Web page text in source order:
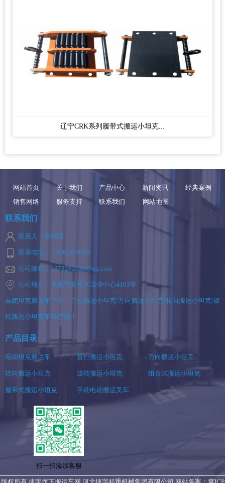
辽宁CRK系列履带式搬运小坦克...
网站首页 关于我们 产品中心 新闻资讯
经典案例
销售网络
服务支持 联系我们 网站地图
联系我们
联系人：张经理
联系电话： 15081810020
公司邮箱：2873282030@qq.com
公司地址：保定市竞秀区茂业中心4103室
高鹏坦克搬运车产品：直行搬运小坦克/万向搬运小坦克/转向搬运小坦克/旋
转搬运小坦克车等产品！
产品目录
电动坦克搬运车 直行搬运小坦克 万向搬运小坦克
转向搬运小坦克 旋转搬运小坦克 组合式搬运小坦克
履带式搬运小坦克 手动电动搬运叉车
扫一扫添加客服